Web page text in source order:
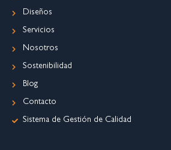
Diseños
Servicios
Nosotros
Sostenibilidad
Blog
Contacto
Sistema de Gestión de Calidad